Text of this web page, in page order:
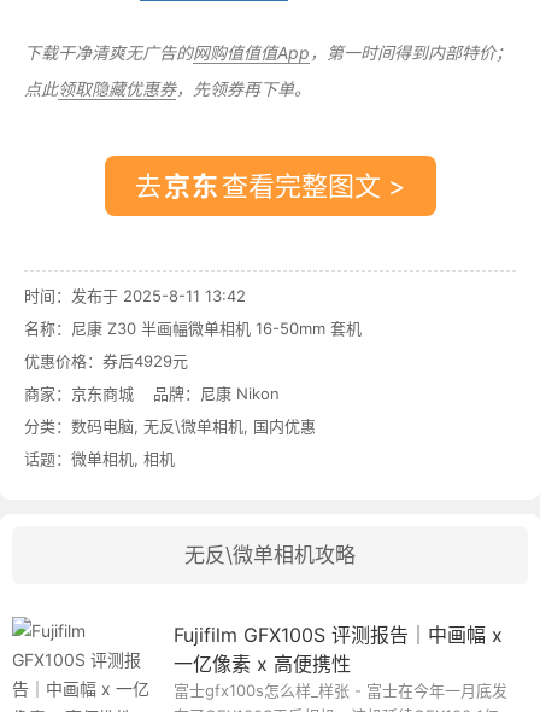
下载干净清爽无广告的网购值值值App ，第一时间得到内部特价；
点此领取隐藏优惠券，先领券再下单。
去 查看完整图文 >
时间：发布于 2025-8-11 13:42
名称： 尼康 Z30 半画幅微单相机 16-50mm 套机
优惠价格： 券后4929元
商家： 京东商城 品牌： 尼康 Nikon
分类： 数码电脑, 无反\微单相机, 国内优惠
话题： 微单相机, 相机
无反\微单相机攻略
Fujifilm GFX100S 评测报告｜中画幅 x
一亿像素 x 高便携性
富士gfx100s怎么样_样张 - 富士在今年一月底发